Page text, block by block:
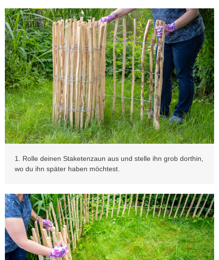
1. Rolle deinen Staketenzaun aus und stelle ihn grob dorthin,
wo du ihn später haben möchtest.